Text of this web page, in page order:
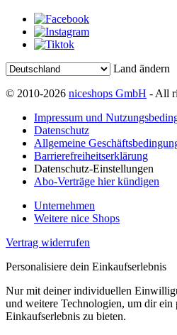
Land ändern
© 2010-2026 niceshops GmbH - All
Impressum und
Datenschutz
Allgemeine
Barrierefreiheitserklärung
Datenschutz-Einstellungen
Abo-Verträge hier kündigen
Unternehmen
Weitere nice Shops
Vertrag widerrufen
Personalisiere dein Einkaufserlebnis
Nur mit deiner individuellen
und weitere Technologien, um dir ein
Einkaufserlebnis zu bieten.